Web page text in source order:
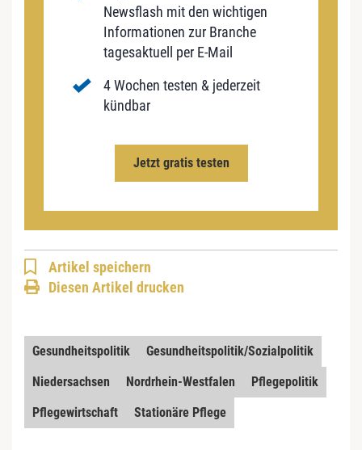
Newsflash mit den wichtigen
Informationen zur Branche
tagesaktuell per E-Mail
4 Wochen testen & jederzeit
kündbar
Jetzt gratis testen
Artikel speichern
Diesen Artikel drucken
Gesundheitspolitik
Gesundheitspolitik/Sozialpolitik
Niedersachsen
Nordrhein-Westfalen
Pflegepolitik
Pflegewirtschaft
Stationäre Pflege